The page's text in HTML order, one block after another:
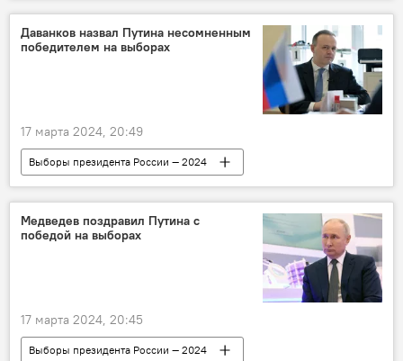
Даванков назвал Путина несомненным
победителем на выборах
17 марта 2024, 20:49
Выборы президента России — 2024
В России
выборы президента России
Владимир Путин
Медведев поздравил Путина с
победой на выборах
17 марта 2024, 20:45
Выборы президента России — 2024